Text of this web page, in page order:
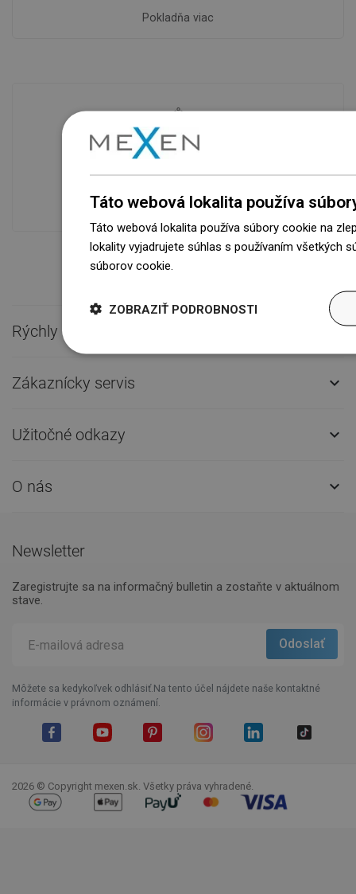
Pokladňa viac
Dostupnosť tovaru
Naše výrobky na vás čakajú v
modernom sklade.Vždy pripravený na
prepravu!
Rýchly kontakt 
Zákaznícky servis 
Užitočné odkazy 
O nás 
Newsletter
Zaregistrujte sa na informačný bulletin a zostaňte v aktuálnom
stave.
Môžete sa kedykoľvek odhlásiť.Na tento účel nájdete naše kontaktné
informácie v právnom oznámení.
2026 © Copyright mexen.sk. Všetky práva vyhradené.
Táto webová lokalita používa
Táto webová lokalita používa súbory cookie na
lokality vyjadrujete súhlas s používaním všetkých
súborov cookie.
ZOBRAZIŤ PODROBNOSTI